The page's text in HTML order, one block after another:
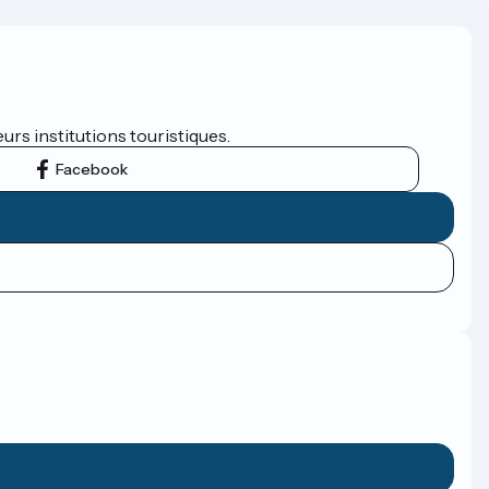
institutions touristiques.
Facebook